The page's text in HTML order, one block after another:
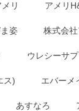
メリ アメリ
姿 株式会社
ウレシーサ
ス) エバーメ
あすなろ